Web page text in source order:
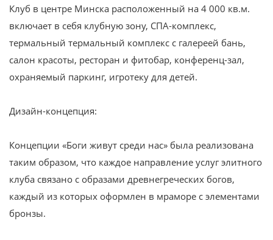
Клуб в центре Минска расположенный на 4 000 кв.м.
включает в себя клубную зону, СПА-комплекс,
термальный термальный комплекс с галереей бань,
салон красоты, ресторан и фитобар, конференц-зал,
охраняемый паркинг, игротеку для детей.
Дизайн-концепция:
Концепции «Боги живут среди нас» была реализована
таким образом, что каждое направление услуг элитного
клуба связано с образами древнегреческих богов,
каждый из которых оформлен в мраморе с элементами
бронзы.